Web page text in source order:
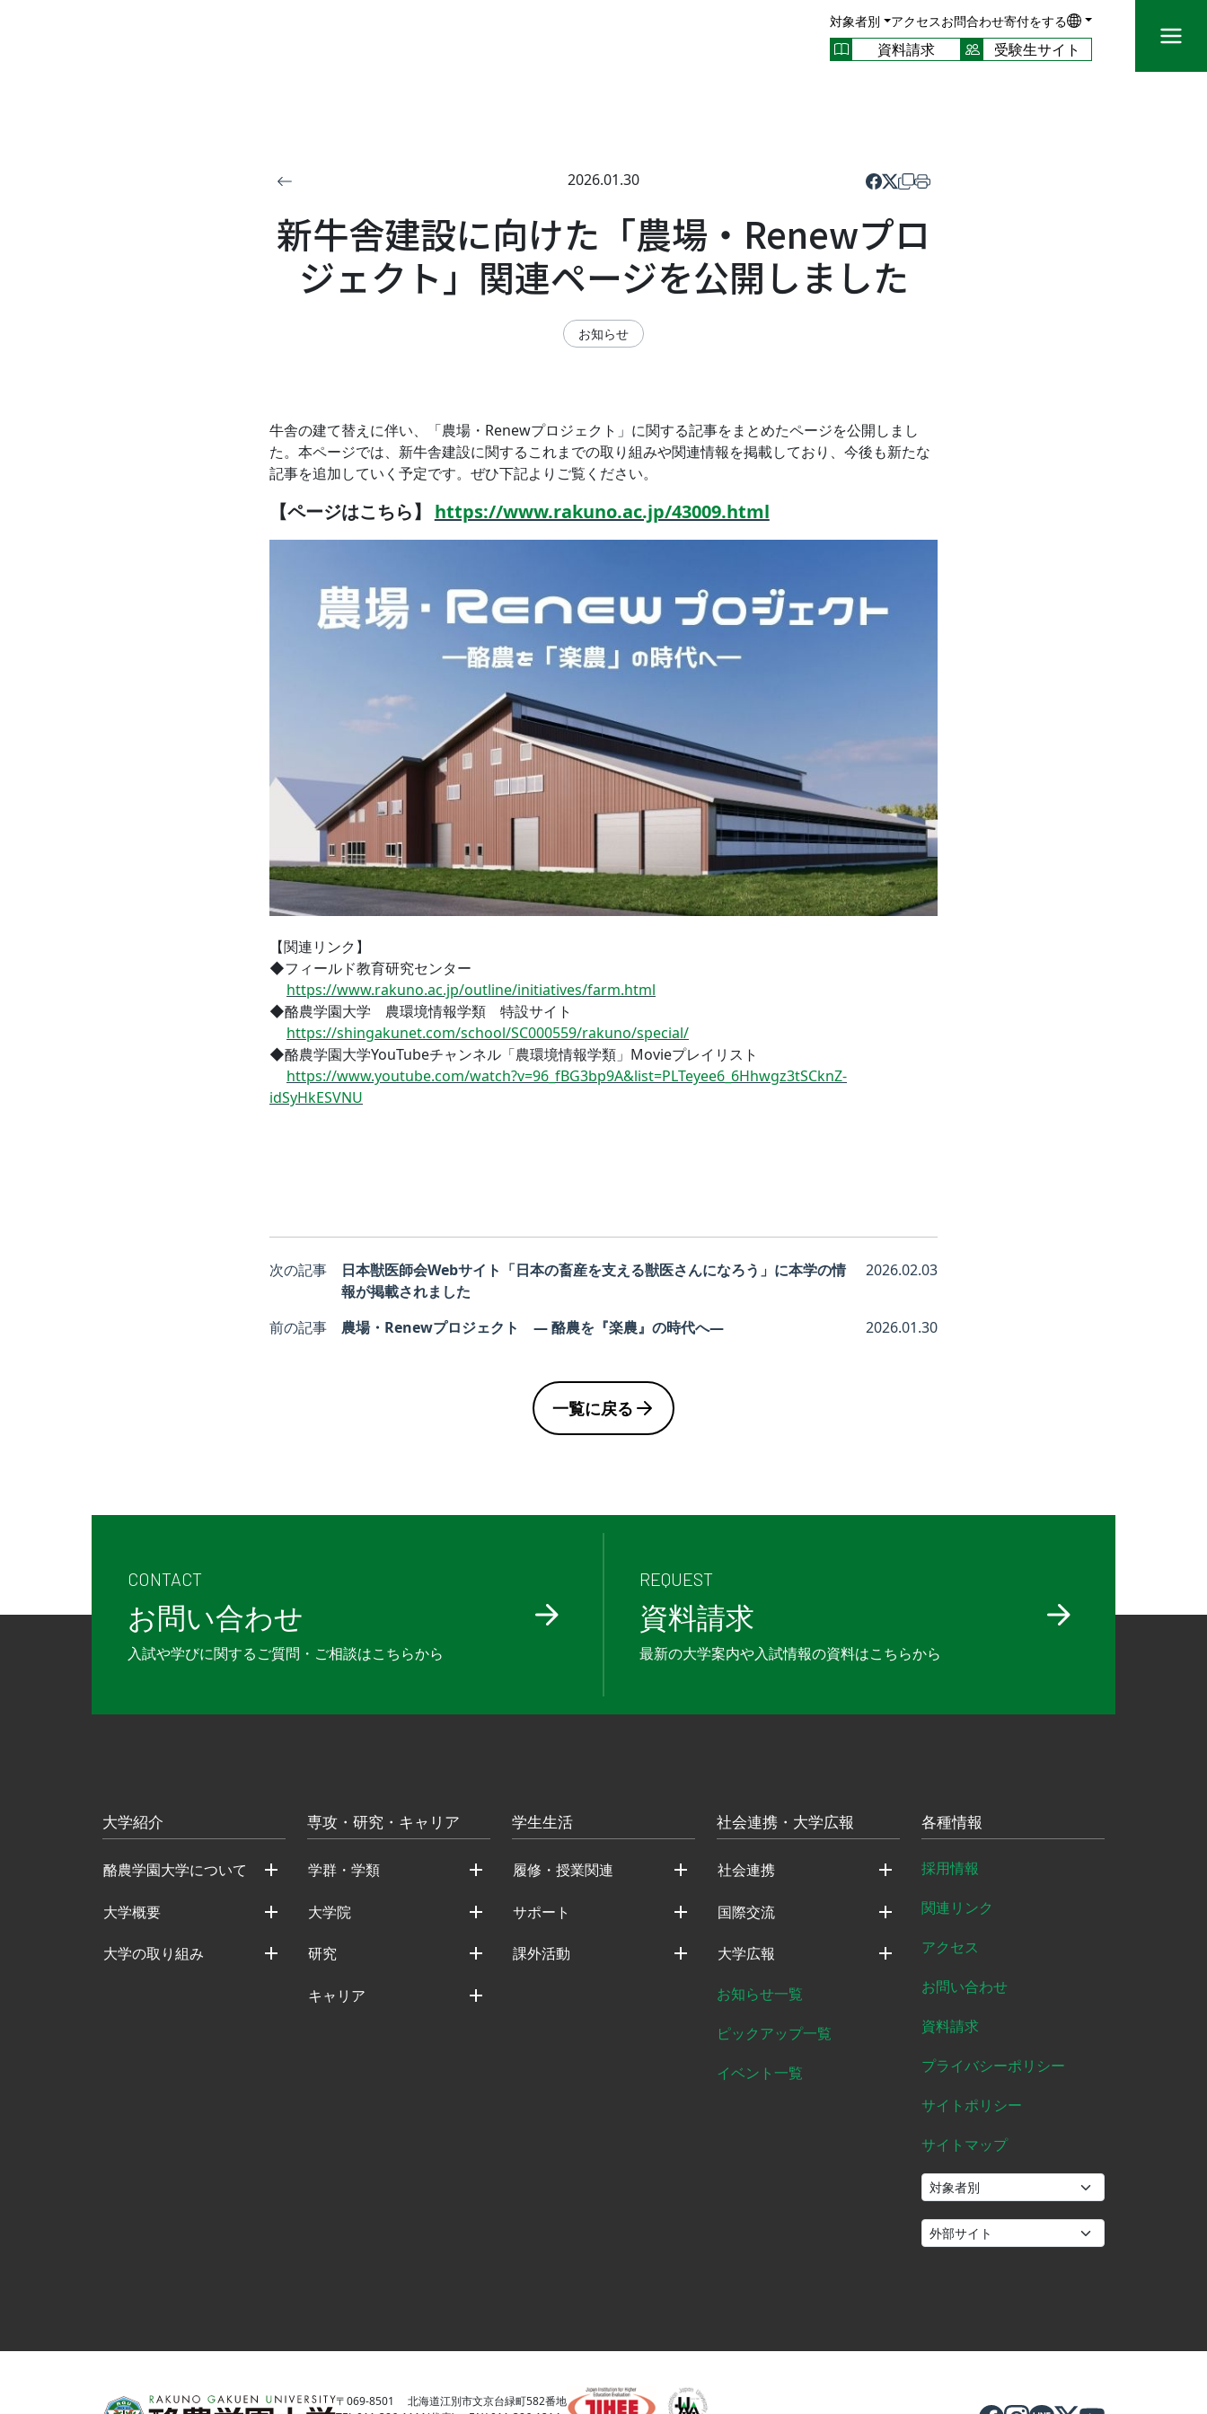
対象者別 アクセスお問合わせ寄付をする
資料請求 受験生サイト
2026.01.30
新牛舎建設に向けた「農場・Renewプロ
ジェクト」関連ページを公開しました
お知らせ
牛舎の建て替えに伴い、「農場・Renewプロジェクト」に関する記事をまとめたページを公開しまし
た。本ページでは、新牛舎建設に関するこれまでの取り組みや関連情報を掲載しており、今後も新たな
記事を追加していく予定です。ぜひ下記よりご覧ください。
【ページはこちら】 https://www.rakuno.ac.jp/43009.html
【関連リンク】
◆フィールド教育研究センター
https://www.rakuno.ac.jp/outline/initiatives/farm.html
◆酪農学園大学 農環境情報学類 特設サイト
https://shingakunet.com/school/SC000559/rakuno/special/
◆酪農学園大学YouTubeチャンネル「農環境情報学類」Movieプレイリスト
https://www.youtube.com/watch?v=96_fBG3bp9A&list=PLTeyee6_6Hhwgz3tSCknZ-
idSyHkESVNU
次の記事
日本獣医師会Webサイト「日本の畜産を支える獣医さんになろう」に本学の情
報が掲載されました
2026.02.03
前の記事 農場・Renewプロジェクト ― 酪農を『楽農』の時代へ― 2026.01.30
一覧に戻る
CONTACT
お問い合わせ
入試や学びに関するご質問・ご相談はこちらから
REQUEST
資料請求
最新の大学案内や入試情報の資料はこちらから
大学紹介
酪農学園大学について
大学概要
大学の取り組み
専攻・研究・キャリア
学群・学類
大学院
研究
キャリア
学生生活
履修・授業関連
サポート
課外活動
社会連携・大学広報
社会連携
国際交流
大学広報
お知らせ一覧
ピックアップ一覧
イベント一覧
各種情報
採用情報
関連リンク
アクセス
お問い合わせ
資料請求
プライバシーポリシー
サイトポリシー
サイトマップ
〒069-8501 北海道江別市文京台緑町582番地